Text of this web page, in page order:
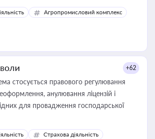
Агропромисловий комплекс
+62
стосується правового регулювання
анулювання ліцензій і
для провадження господарської
Страхова діяльність